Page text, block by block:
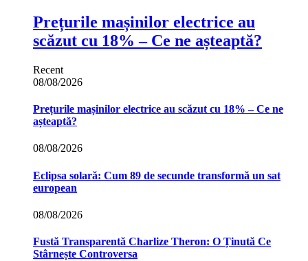
Prețurile mașinilor electrice au
scăzut cu 18% – Ce ne așteaptă?
Recent
08/08/2026
Prețurile mașinilor electrice au scăzut cu 18% – Ce ne
așteaptă?
08/08/2026
Eclipsa solară: Cum 89 de secunde transformă un sat
european
08/08/2026
Fustă Transparentă Charlize Theron: O Ținută Ce
Stârnește Controversa